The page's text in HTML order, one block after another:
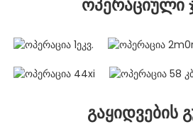
ოპერაციული
გაყიდვების